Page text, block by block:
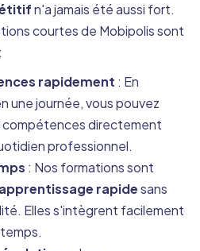
n'a jamais été aussi fort.
courtes de Mobipolis sont
rapidement : En
une journée, vous pouvez
compétences directement
professionnel.
: Nos formations sont
apprentissage rapidesans
Elles s'intègrent facilement